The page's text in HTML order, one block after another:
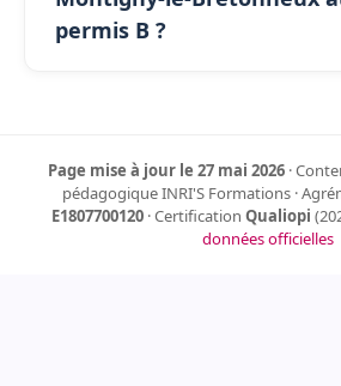
permis B ?
Page mise à jour le 27 mai 2026·
pédagogique INRI'S Formations ·
E1807700120 · Certification Qualiopi
données officielles